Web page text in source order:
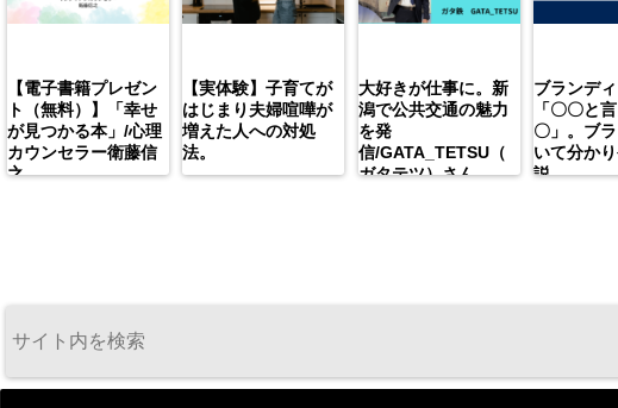
【電子書籍プレゼン
ト（無料）】「幸せ
が見つかる本」/心理
カウンセラー衛藤信
之
【実体験】子育てが
はじまり夫婦喧嘩が
増えた人への対処
法。
大好きが仕事に。新
潟で公共交通の魅力
を発
信/GATA_TETSU（
ガタテツ）さん
ブランデ
「〇〇と
〇」。ブ
いて分か
説。